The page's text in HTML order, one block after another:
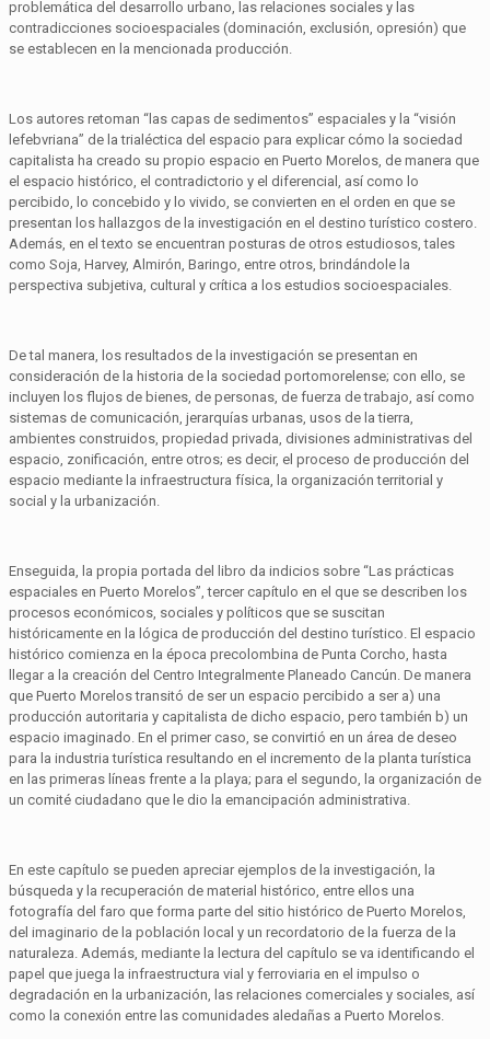
problemática del desarrollo urbano, las relaciones sociales y las
contradicciones socioespaciales (dominación, exclusión, opresión) que
se establecen en la mencionada producción.
Los autores retoman “las capas de sedimentos” espaciales y la “visión
lefebvriana” de la trialéctica del espacio para explicar cómo la sociedad
capitalista ha creado su propio espacio en Puerto Morelos, de manera que
el espacio histórico, el contradictorio y el diferencial, así como lo
percibido, lo concebido y lo vivido, se convierten en el orden en que se
presentan los hallazgos de la investigación en el destino turístico costero.
Además, en el texto se encuentran posturas de otros estudiosos, tales
como Soja, Harvey, Almirón, Baringo, entre otros, brindándole la
perspectiva subjetiva, cultural y crítica a los estudios socioespaciales.
De tal manera, los resultados de la investigación se presentan en
consideración de la historia de la sociedad portomorelense; con ello, se
incluyen los flujos de bienes, de personas, de fuerza de trabajo, así como
sistemas de comunicación, jerarquías urbanas, usos de la tierra,
ambientes construidos, propiedad privada, divisiones administrativas del
espacio, zonificación, entre otros; es decir, el proceso de producción del
espacio mediante la infraestructura física, la organización territorial y
social y la urbanización.
Enseguida, la propia portada del libro da indicios sobre “Las prácticas
espaciales en Puerto Morelos”, tercer capítulo en el que se describen los
procesos económicos, sociales y políticos que se suscitan
históricamente en la lógica de producción del destino turístico. El espacio
histórico comienza en la época precolombina de Punta Corcho, hasta
llegar a la creación del Centro Integralmente Planeado Cancún. De manera
que Puerto Morelos transitó de ser un espacio percibido a ser a) una
producción autoritaria y capitalista de dicho espacio, pero también b) un
espacio imaginado. En el primer caso, se convirtió en un área de deseo
para la industria turística resultando en el incremento de la planta turística
en las primeras líneas frente a la playa; para el segundo, la organización de
un comité ciudadano que le dio la emancipación administrativa.
En este capítulo se pueden apreciar ejemplos de la investigación, la
búsqueda y la recuperación de material histórico, entre ellos una
fotografía del faro que forma parte del sitio histórico de Puerto Morelos,
del imaginario de la población local y un recordatorio de la fuerza de la
naturaleza. Además, mediante la lectura del capítulo se va identificando el
papel que juega la infraestructura vial y ferroviaria en el impulso o
degradación en la urbanización, las relaciones comerciales y sociales, así
como la conexión entre las comunidades aledañas a Puerto Morelos.